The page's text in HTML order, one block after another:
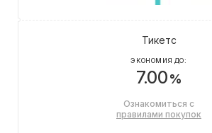
Тикетс
ЭКОНОМИЯ ДО:
7.00%
Ознакомиться с
правилами покупок